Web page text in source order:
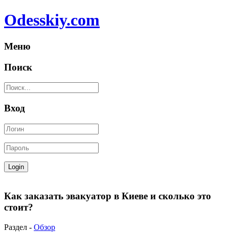
Odesskiy.com
Меню
Поиск
Вход
Как заказать эвакуатор в Киеве и сколько это
стоит?
Раздел - Обзор